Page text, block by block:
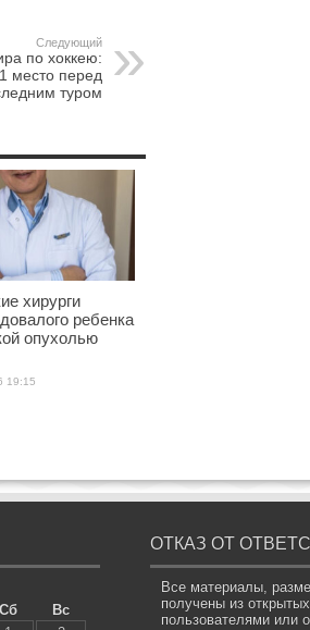
Следующий
по хоккею:
место перед
туром
хирурги
ребенка
опухолью
19:15
Сб
Вс
ОТКАЗ ОТ
Все материалы,
получены из
пользователями или